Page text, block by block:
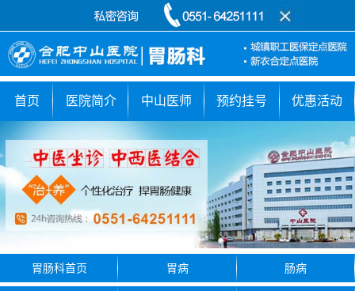
首页 医院简介 中山医师 预约挂号 优惠活动
胃肠科首页 胃病 肠病